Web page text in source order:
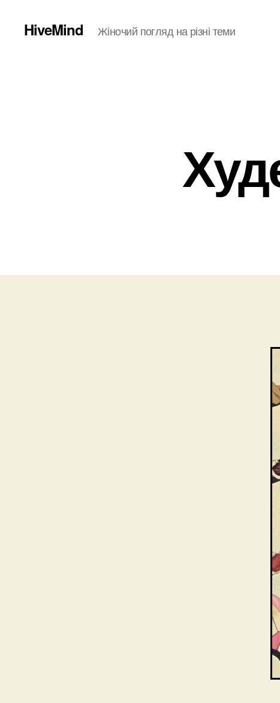
HiveMind Жіночий погляд на різні теми